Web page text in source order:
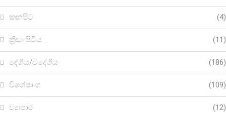
කනපිට (4)
ක්‍රීඩා පිටිය (11)
දේශීය/විදේශීය (186)
විශේෂාංග (109)
ව්‍යාපාර (12)